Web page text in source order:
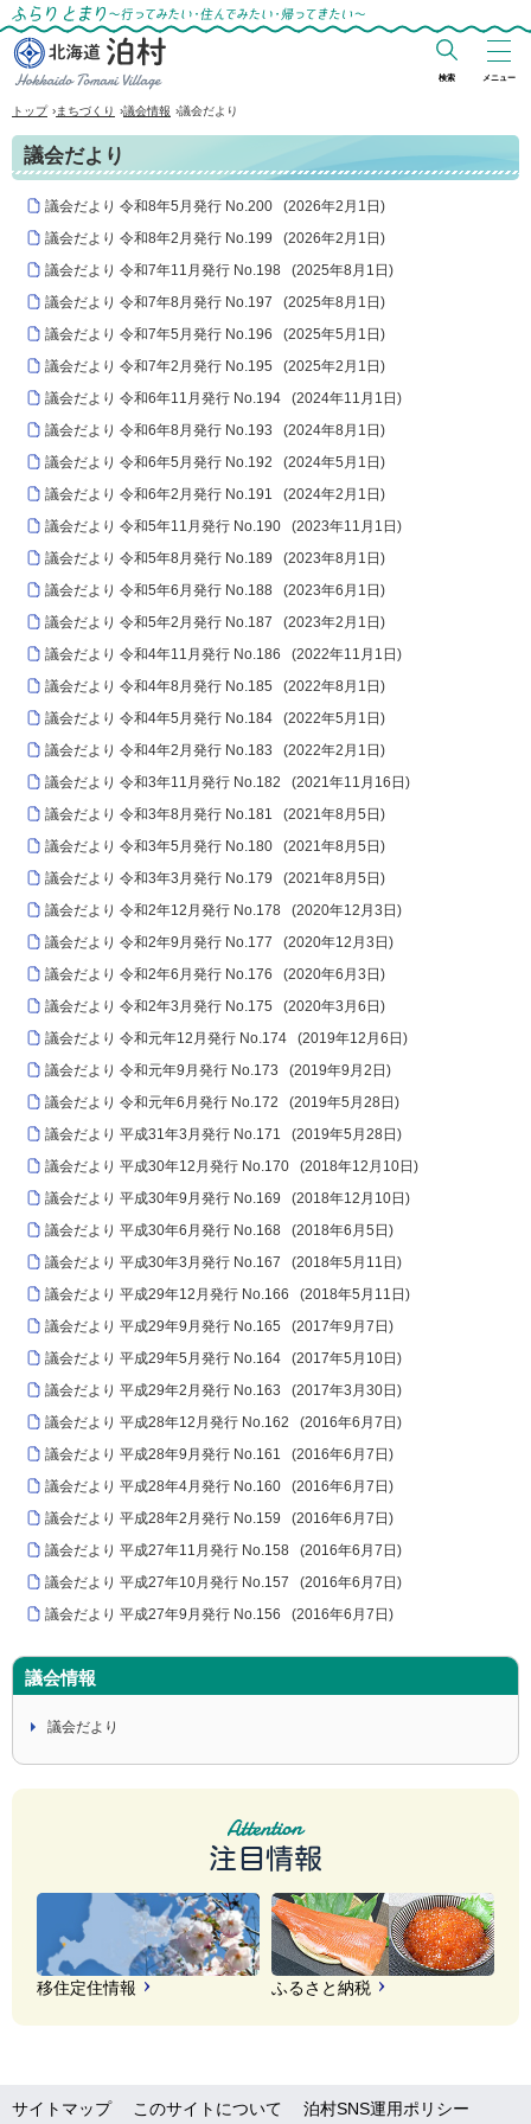
ふらりとまり～行ってみたい・住んでみた
い・帰ってきたい～
北海道 泊村
Hokkaido Tomari
Village
検索 メニュー
トップ ›まちづくり ›議会情報 ›議会だより
議会だより
議会だより 令和8年5月発行 No.200 (2026年2月1日 )
議会だより 令和8年2月発行 No.199
(2026年2月1日 )
議会だより 令和7年11月発行 No.198
(2025年8月1日 )
議会だより 令和7年8月発行 No.197
(2025年8月1日 )
議会だより 令和7年5月発行 No.196
(2025年5月1日 )
議会だより 令和7年2月発行 No.195
(2025年2月1日 )
議会だより 令和6年11月発行 No.194
(2024年11月1日 )
議会だより 令和6年8月発行 No.193
(2024年8月1日 )
議会だより 令和6年5月発行 No.192
(2024年5月1日 )
議会だより 令和6年2月発行 No.191
(2024年2月1日 )
議会だより 令和5年11月発行 No.190
(2023年11月1日 )
議会だより 令和5年8月発行 No.189
(2023年8月1日 )
議会だより 令和5年6月発行 No.188
(2023年6月1日 )
議会だより 令和5年2月発行 No.187
(2023年2月1日 )
議会だより 令和4年11月発行 No.186
(2022年11月1日 )
議会だより 令和4年8月発行 No.185
(2022年8月1日 )
議会だより 令和4年5月発行 No.184
(2022年5月1日 )
議会だより 令和4年2月発行 No.183
(2022年2月1日 )
議会だより 令和3年11月発行 No.182
(2021年11月16日 )
議会だより 令和3年8月発行 No.181
(2021年8月5日 )
議会だより 令和3年5月発行 No.180
(2021年8月5日 )
議会だより 令和3年3月発行 No.179
(2021年8月5日 )
議会だより 令和2年12月発行 No.178
(2020年12月3日 )
議会だより 令和2年9月発行 No.177
(2020年12月3日 )
議会だより 令和2年6月発行 No.176
(2020年6月3日 )
議会だより 令和2年3月発行 No.175
(2020年3月6日 )
議会だより 令和元年12月発行 No.174
(2019年12月6日 )
議会だより 令和元年9月発行 No.173
(2019年9月2日 )
議会だより 令和元年6月発行 No.172
(2019年5月28日 )
議会だより 平成31年3月発行 No.171
(2019年5月28日 )
議会だより 平成30年12月発行 No.170
(2018年12月10日 )
議会だより 平成30年9月発行 No.169
(2018年12月10日 )
議会だより 平成30年6月発行 No.168
(2018年6月5日 )
議会だより 平成30年3月発行 No.167
(2018年5月11日 )
議会だより 平成29年12月発行 No.166
(2018年5月11日 )
議会だより 平成29年9月発行 No.165
(2017年9月7日 )
議会だより 平成29年5月発行 No.164
(2017年5月10日 )
議会だより 平成29年2月発行 No.163
(2017年3月30日 )
議会だより 平成28年12月発行 No.162
(2016年6月7日 )
議会だより 平成28年9月発行 No.161
(2016年6月7日 )
議会だより 平成28年4月発行 No.160
(2016年6月7日 )
議会だより 平成28年2月発行 No.159
(2016年6月7日 )
議会だより 平成27年11月発行 No.158
(2016年6月7日 )
議会だより 平成27年10月発行 No.157
(2016年6月7日 )
議会だより 平成27年9月発行 No.156
(2016年6月7日 )
議会情報
議会だより
注目情報
移住定住情報 ふるさと納税
サイトマップ このサイトについて 泊村SNS運用ポリシー